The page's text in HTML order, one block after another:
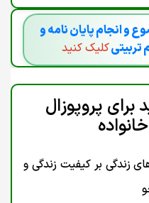
و انجام پایان نامه و
تربیتیکلیک کنید
پروپوزال
زندگی بر کیفیت زندگی و